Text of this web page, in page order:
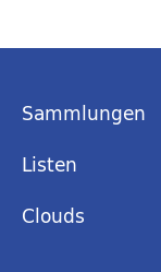
Sammlungen
Listen
Clouds